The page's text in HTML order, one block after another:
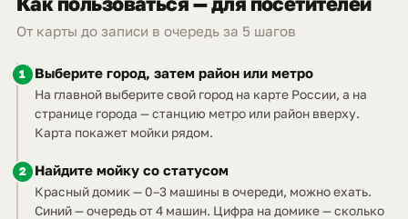
От карты до записи в очередь за 5 шагов
1 Выберите город, затем район или метро
На главной выберите свой город на карте России, а на
странице города — станцию метро или район вверху.
Карта покажет мойки рядом.
2 Найдите мойку со статусом
Красный домик — 0–3 машины в очереди, можно ехать.
Синий — очередь от 4 машин. Цифра на домике — сколько